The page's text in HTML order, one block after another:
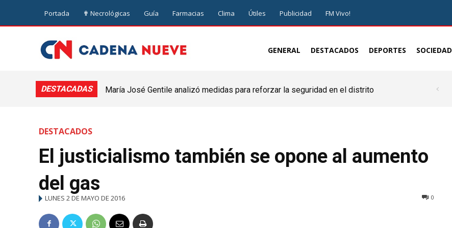
Portada ✟ Necrológicas Guía Farmacias Clima Útiles Publicidad FM Vivo!
GENERAL DESTACADOS DEPORTES SOCIEDAD
DESTACADAS
María José Gentile analizó medidas para reforzar la seguridad en el distrito
DESTACADOS
El justicialismo también se opone al aumento
del gas
LUNES 2 DE MAYO DE 2016 0